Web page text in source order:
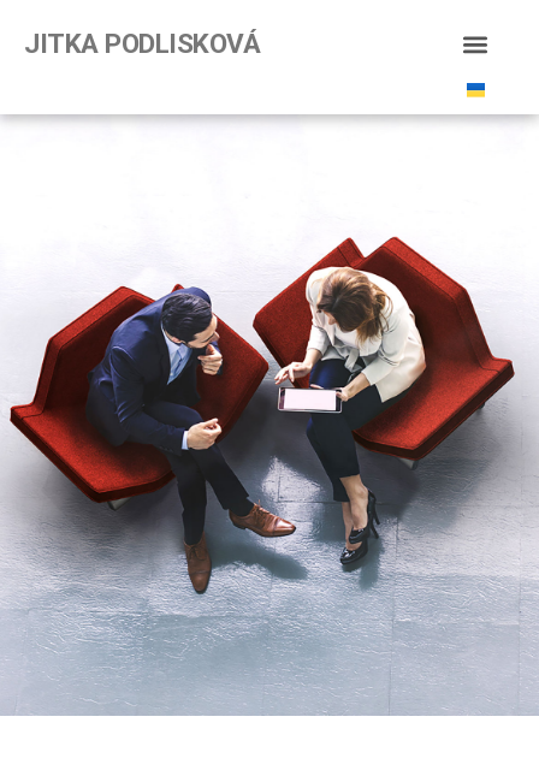
JITKA PODLISKOVÁ